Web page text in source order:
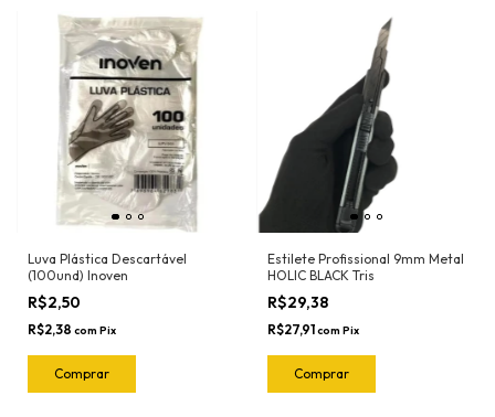
Luva Plástica Descartável
(100und) Inoven
R$2,50
R$2,38 com Pix
Estilete Profissional 9mm Metal
HOLIC BLACK Tris
R$29,38
R$27,91com Pix